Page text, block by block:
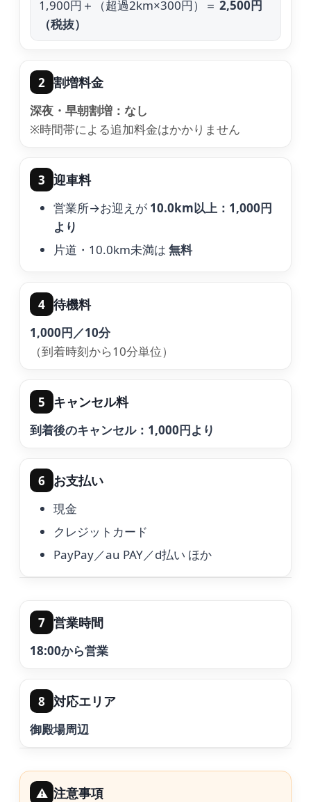
1,900円＋（超過2km×300円）＝ 2,500円
（税抜）
2 割増料金
深夜・早朝割増：なし
※時間帯による追加料金はかかりません
3 迎車料
営業所→お迎えが 10.0km以上：1,000円
より
片道・10.0km未満は 無料
4 待機料
1,000円／10分
（到着時刻から10分単位）
5 キャンセル料
到着後のキャンセル：1,000円より
6 お支払い
現金
クレジットカード
PayPay／au PAY／d払い ほか
7 営業時間
18:00から営業
8 対応エリア
御殿場周辺
⚠ 注意事項